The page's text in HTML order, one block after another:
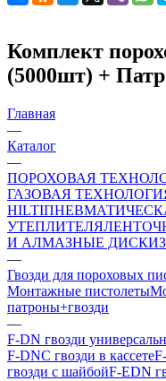
Комплект
(5000шт) +
Главная
—
Каталог
—
ПОРОХОВАЯ
ГАЗОВАЯ
HILTI
УТЕПЛИТЕЛЯ
И АЛМАЗНЫЕ ДИСКИ
—
Гвозди для пороховых
Монтажные пистолеты
патроны+гвозди
—
F-DN гвозди
F-DNC гвозди в кассете
гвозди с шайбойF-EDN